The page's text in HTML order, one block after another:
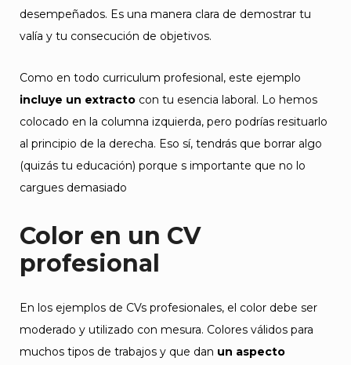
desempeñados. Es una manera clara de demostrar tu
valía y tu consecución de objetivos.
Como en todo curriculum profesional, este ejemplo
incluye un extracto con tu esencia laboral. Lo hemos
colocado en la columna izquierda, pero podrías resituarlo
al principio de la derecha. Eso sí, tendrás que borrar algo
(quizás tu educación) porque s importante que no lo
cargues demasiado
Color en un CV
profesional
En los ejemplos de CVs profesionales, el color debe ser
moderado y utilizado con mesura. Colores válidos para
muchos tipos de trabajos y que dan un aspecto